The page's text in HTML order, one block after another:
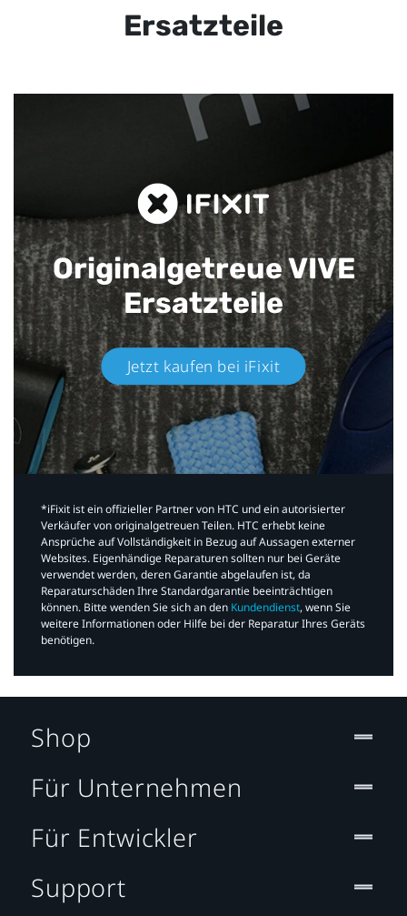
Ersatzteile
Originalgetreue VIVE
Ersatzteile
Jetzt kaufen bei iFixit​
*iFixit ist ein offizieller Partner von HTC und ein autorisierter
Verkäufer von originalgetreuen Teilen. HTC erhebt keine
Ansprüche auf Vollständigkeit in Bezug auf Aussagen externer
Websites. Eigenhändige Reparaturen sollten nur bei Geräte
verwendet werden, deren Garantie abgelaufen ist, da
Reparaturschäden Ihre Standardgarantie beeinträchtigen
können. Bitte wenden Sie sich an den Kundendienst, wenn Sie
weitere Informationen oder Hilfe bei der Reparatur Ihres Geräts
benötigen.​
Shop
Für Unternehmen
Für Entwickler
Support